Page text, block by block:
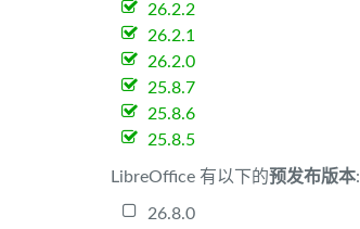
26.2.2
26.2.1
26.2.0
25.8.7
25.8.6
25.8.5
LibreOffice 有以下的预发布版本:
26.8.0